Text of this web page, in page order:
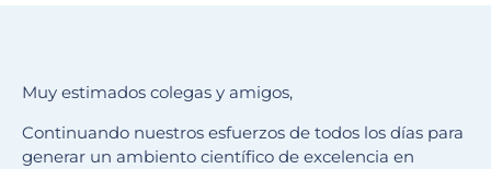
Muy estimados colegas y amigos,
Continuando nuestros esfuerzos de todos los días para
generar un ambiento científico de excelencia en